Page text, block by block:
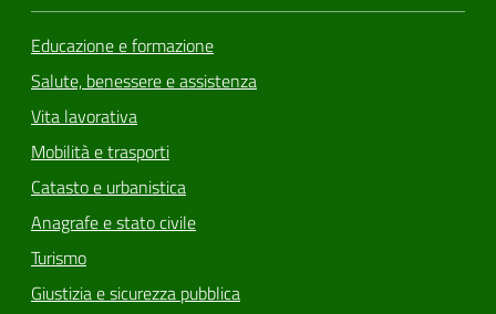
Educazione e formazione
Salute, benessere e assistenza
Vita lavorativa
Mobilità e trasporti
Catasto e urbanistica
Anagrafe e stato civile
Turismo
Giustizia e sicurezza pubblica